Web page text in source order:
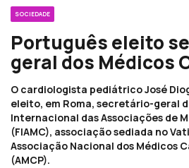
SOCIEDADE
Português eleito
geral dos Médicos
O cardiologista pediátrico José
eleito, em Roma, secretário-geral
Internacional das Associações de
(FIAMC), associação sediada no
Associação Nacional dos Médicos
(AMCP).